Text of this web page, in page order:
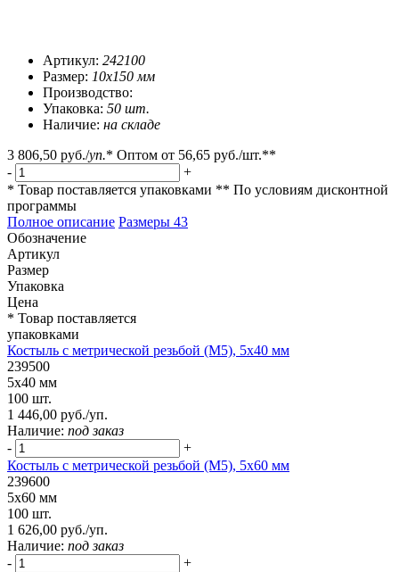
Артикул: 242100
Размер: 10х150 мм
Производство:
Упаковка: 50 шт.
Наличие: на складе
3 806,50 руб./уп.* Оптом от 56,65 руб./шт.**
-
+
* Товар поставляется упаковками ** По условиям дисконтной
программы
Полное описание Размеры 43
Обозначение
Артикул
Размер
Упаковка
Цена
* Товар поставляется
упаковками
Костыль с метрической резьбой (М5), 5х40 мм
239500
5х40 мм
100 шт.
1 446,00 руб./уп.
Наличие: под заказ
-
+
Костыль с метрической резьбой (М5), 5х60 мм
239600
5х60 мм
100 шт.
1 626,00 руб./уп.
Наличие: под заказ
-
+